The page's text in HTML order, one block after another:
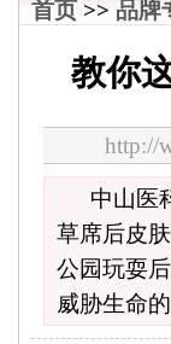
首页 >> 品牌
教你
http://
中山医
草席后皮
公园玩耍
威胁生命的